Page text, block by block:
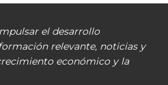
el desarrollo
relevante, noticias y
económico y la